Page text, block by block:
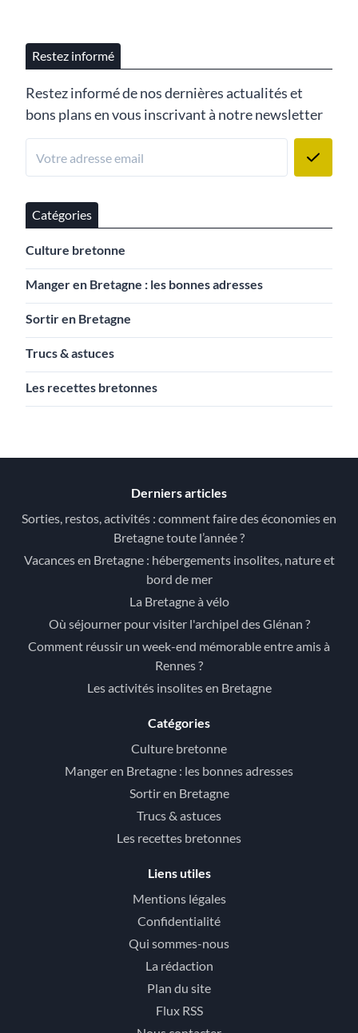
Restez informé
Restez informé de nos dernières actualités et
bons plans en vous inscrivant à notre newsletter
Catégories
Culture bretonne
Manger en Bretagne : les bonnes adresses
Sortir en Bretagne
Trucs & astuces
Les recettes bretonnes
Derniers articles
Sorties, restos, activités : comment faire des économies en
Bretagne toute l’année ?
Vacances en Bretagne : hébergements insolites, nature et
bord de mer
La Bretagne à vélo
Où séjourner pour visiter l'archipel des Glénan ?
Comment réussir un week-end mémorable entre amis à
Rennes ?
Les activités insolites en Bretagne
Catégories
Culture bretonne
Manger en Bretagne : les bonnes adresses
Sortir en Bretagne
Trucs & astuces
Les recettes bretonnes
Liens utiles
Mentions légales
Confidentialité
Qui sommes-nous
La rédaction
Plan du site
Flux RSS